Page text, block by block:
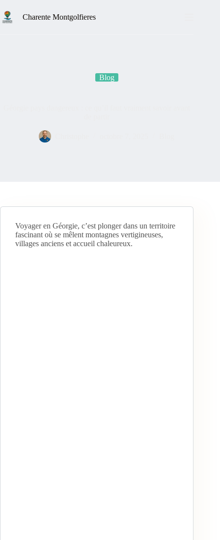
Charente Montgolfieres
Blog
Voyager en Géorgie, c’est plonger dans un territoire
fascinant où se mêlent montagnes vertigineuses,
villages anciens et accueil chaleureux.